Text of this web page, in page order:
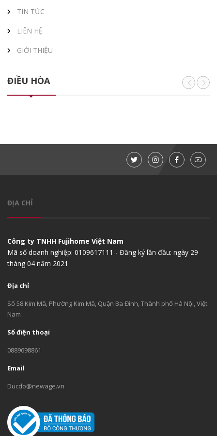
TIN TỨC
LIÊN HỆ
GIỚI THIỆU
ĐIỀU HÒA
ĐỊA CHỈ
Công ty TNHH Fujihome Việt Nam
Mã số doanh nghiệp: 0109617111 - Đăng ký lần đầu: ngày 29
tháng 04 năm 2021
Địa chỉ
Số 58 Kim Mã, Phường Kim Mã, Quận Ba Đình, Thành phố Hà Nội, Việt
Nam
Số điện thoại
0889698861
Email
Ducdo@newage.vn